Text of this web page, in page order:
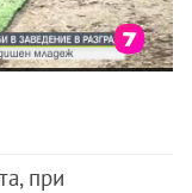
при